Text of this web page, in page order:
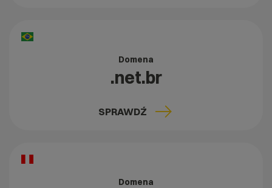
Domena
.net.br
SPRAWDŹ
Domena